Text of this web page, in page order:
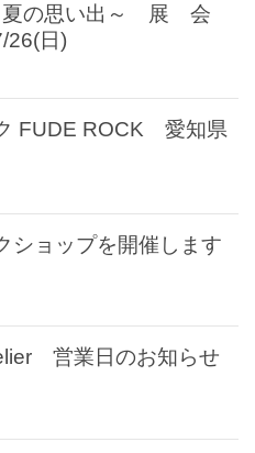
夏の思い出～ 展 会
26(日)
FUDE ROCK 愛知県
ショップを開催します
営業日のお知らせ